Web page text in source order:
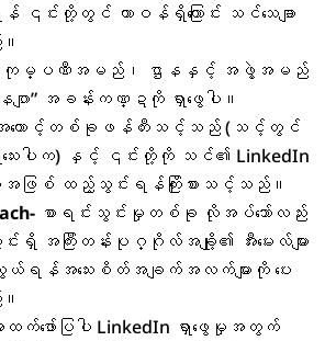
င်းတို့တွင် တာဝန်ရှိကြောင်း သင်သေချာ
ကုမ္ပဏီအမည်၊ ဌာနနှင့် အဖွဲ့အမည်
ဂျာ” အခန်းကဏ္ဍကို ရှာဖွေပါ။
အကောင့်တစ်ခုဖန်တီးသင့်သည် (သင့်တွင်
းပါက) နှင့် ၎င်းတို့ကို သင်၏ LinkedIn
ြစ် ထည့်သွင်းရန်ကြိုးစားသင့်သည်။
စာရင်းသွင်းမှုတစ်ခု လိုအပ်သော်လည်း
အကြီးတန်းပုဂ္ဂိုလ်အချို့၏ အီးမေးလ်များ
န်အသေးစိတ်အချက်အလက်များကို ပေး
ထက်ဖော်ပြပါ LinkedIn ရှာဖွေမှုအတွက်